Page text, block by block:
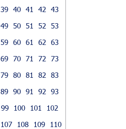
39 40 41 42
43
49 50 51 52
53
59 60 61 62
63
69 70 71 72
73
79 80 81 82
83
89 90 91 92
93
99 100 101
102
107 108 109
110